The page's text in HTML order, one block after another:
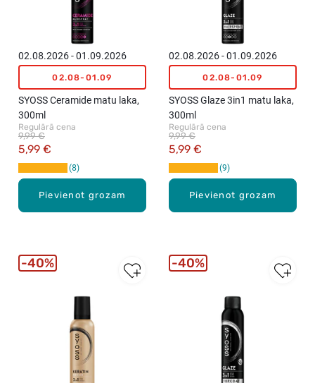
Pievienot grozam
02.08.2026 - 01.09.2026
02.08-01.09
SYOSS Ceramide matu laka,
300ml
Regulārā cena
5,99 €
9,99 €
8
Pievienot grozam
02.08.2026 - 01.09.2026
02.08-01.09
SYOSS Glaze 3in1 matu laka,
300ml
Regulārā cena
5,99 €
9,99 €
9
40% 40%